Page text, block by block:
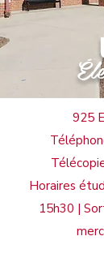
925
Horaires
15h30 |